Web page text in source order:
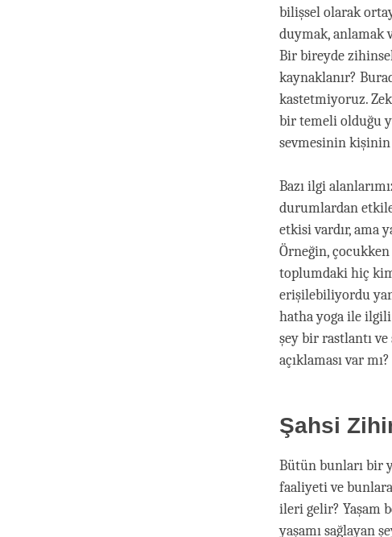
bilişsel olarak
duymak, anlamak
Bir bireyde
kaynaklanır?
kastetmiyoruz.
bir temeli olduğu
sevmesinin
Bazı ilgi
durumlardan
etkisi vardır, ama
Örneğin, çocukken
toplumdaki hiç
erişilebiliyordu
hatha yoga ile
şey bir rastlantı
açıklaması var mı?
Şahsi
Bütün bunları bir
faaliyeti ve
ileri gelir? Yaşam
yaşamı sağlayan